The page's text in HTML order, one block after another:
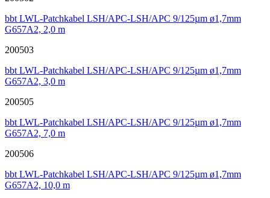
bbt LWL-Patchkabel LSH/APC-LSH/APC 9/125µm ø1,7mm
G657A2, 2,0 m
200503
bbt LWL-Patchkabel LSH/APC-LSH/APC 9/125µm ø1,7mm
G657A2, 3,0 m
200505
bbt LWL-Patchkabel LSH/APC-LSH/APC 9/125µm ø1,7mm
G657A2, 7,0 m
200506
bbt LWL-Patchkabel LSH/APC-LSH/APC 9/125µm ø1,7mm
G657A2, 10,0 m